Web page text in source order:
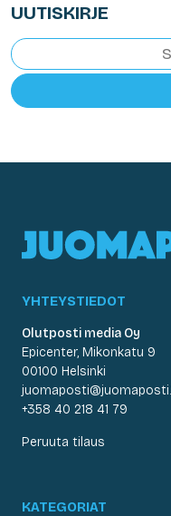
UUTISKIRJE
YHTEYSTIEDOT
Olutposti media Oy
Epicenter, Mikonkatu 9
00100 Helsinki
+358 40 218 41 79
Peruuta tilaus
KATEGORIAT